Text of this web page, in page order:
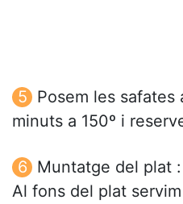
Posem les
minuts a 150º i
Muntatge del plat :
Al fons del plat